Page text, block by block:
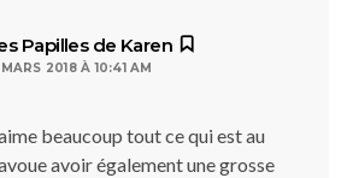
Papilles de Karen
2018 À 10:41 AM
beaucoup tout ce qui est au
avoir également une grosse